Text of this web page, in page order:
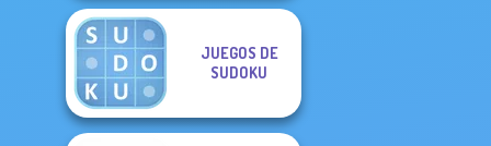
JUEGOS DE
SUDOKU